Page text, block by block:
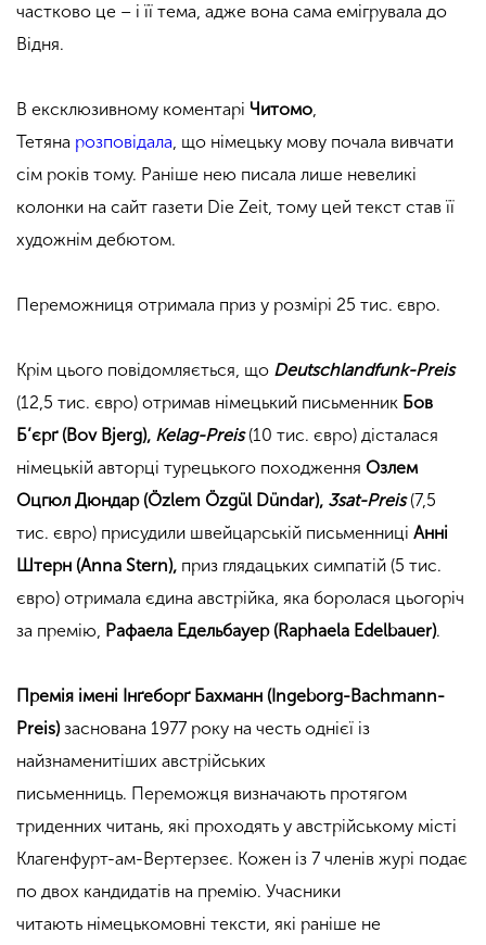
частково це – і її тема, адже вона сама емігрувала до
Відня.
В ексклюзивному коментарі Читомо,
Тетяна розповідала, що німецьку мову почала вивчати
сім років тому. Раніше нею писала лише невеликі
колонки на сайт газети Die Zeit, тому цей текст став її
художнім дебютом.
Переможниця отримала приз у розмірі 25 тис. євро.
Крім цього повідомляється, що Deutschlandfunk-Preis
(12,5 тис. євро) отримав німецький письменник Бов
Б’єрґ (Bov Bjerg), Kelag-Preis(10 тис. євро) дісталася
німецькій авторці турецького походження Озлем
Оцгюл Дюндар (Özlem Özgül Dündar), 3sat-Preis(7,5
тис. євро) присудили швейцарській письменниці Анні
Штерн (Anna Stern), приз глядацьких симпатій (5 тис.
євро) отримала єдина австрійка, яка боролася цьогоріч
за премію, Рафаела Едельбауер (Raphaela Edelbauer).
Премія імені Інґеборґ Бахманн (Ingeborg-Bachmann-
Preis)заснована 1977 року на честь однієї із
найзнаменитіших австрійських
письменниць. Переможця визначають протягом
триденних читань, які проходять у австрійському місті
Клагенфурт-ам-Вертерзеє. Кожен із 7 членів журі подає
по двох кандидатів на премію. Учасники
читають німецькомовні тексти, які раніше не